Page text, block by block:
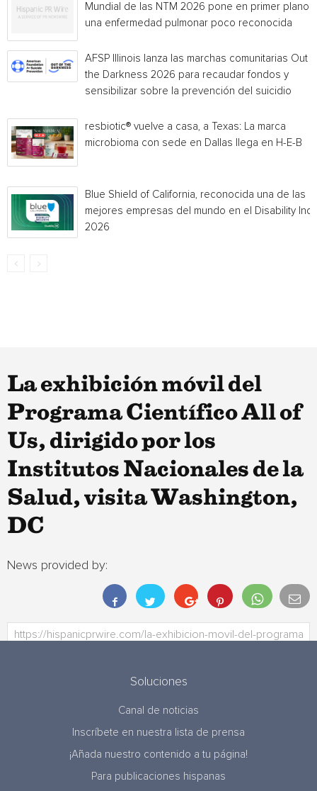
Mundial de las NTM 2026 pone en primer plano
una enfermedad pulmonar poco reconocida
AFSP Illinois lanza las marchas comunitarias Out
the Darkness 2026 para recaudar fondos y
sensibilizar sobre la prevención del suicidio
resbiotic® vuelve a casa, a Texas: La marca
microbioma con sede en Dallas llega en H-E-B
Blue Shield of California, reconocida una de las
mejores empresas del mundo en el Disability
2026
La exhibición móvil del
Programa Científico All of
Us, dirigido por los
Institutos Nacionales de la
Salud, visita Washington,
DC
News provided by:
Soluciones
Canal de noticias
Inscríbete en nuestra lista de prensa
¡Añada nuestro contenido a tu página!
Para publicaciones hispanas